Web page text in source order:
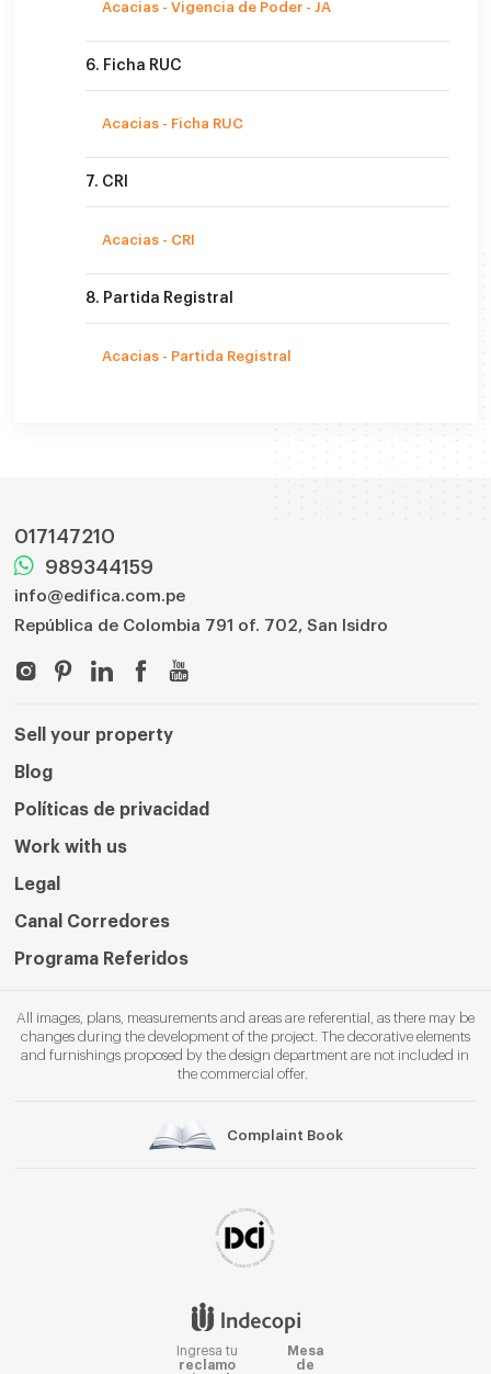
Acacias - Vigencia de Poder - JA
6. Ficha RUC
Acacias - Ficha RUC
7. CRI
Acacias - CRI
8. Partida Registral
Acacias - Partida Registral
017147210
989344159
info@edifica.com.pe
República de Colombia 791 of. 702, San Isidro
Sell ​​your property
Blog
Políticas de privacidad
Work with us
Legal
Canal Corredores
Programa Referidos
All images, plans, measurements and areas are referential, as there may be
changes during the development of the project. The decorative elements
and furnishings proposed by the design department are not included in
the commercial offer.
Complaint Book
Ingresa tu
reclamo
Mesa
de